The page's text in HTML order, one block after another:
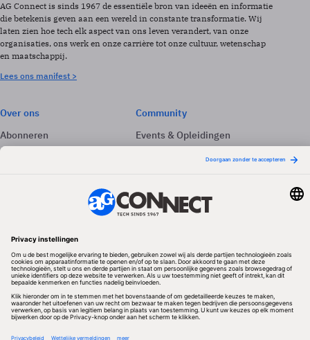
AG Connect is sinds 1967 de essentiële bron van ideeën en informatie
die betekenis geven aan een wereld in constante transformatie. Wij
laten zien hoe tech elk aspect van ons leven verandert, van onze
organisaties, ons werk en onze carrière tot onze cultuur, wetenschap
en maatschappij.
Lees ons manifest >
Over ons
Abonneren
Adverteren
Community
Events & Opleidingen
Nieuwsbrieven
Volg ons
Redactionele partner